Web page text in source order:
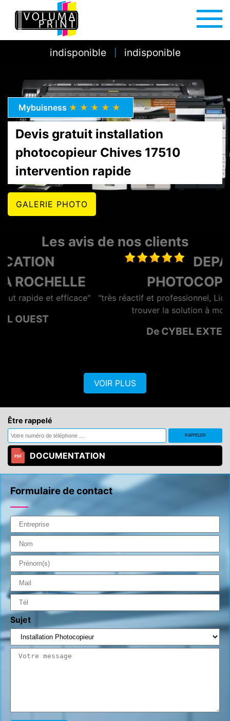
indisponible indisponible
Mybuisness ★★★★★
Devis gratuit installation
photocopieur Chives 17510
intervention rapide
GALERIE PHOTO
Les avis de nos clients
DEPANNAGE
PHOTOCOPIEUR
"très réactif et professionnel, Lionel se démène pour
trouver la solution à moindre cout."
De CYBEL EXTENSION
VOIR PLUS
Être rappelé
DOCUMENTATION
Formulaire de contact
Sujet